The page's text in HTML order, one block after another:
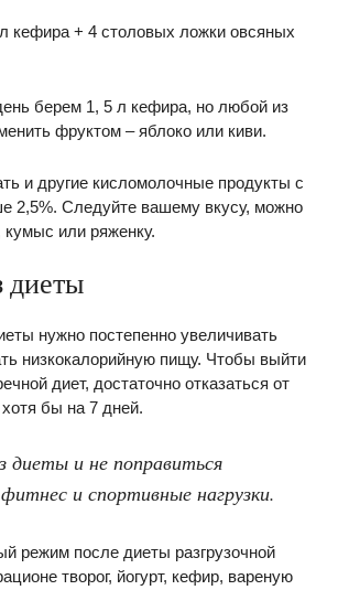
кефира + 4 столовых ложки овсяных
берем 1, 5 л кефира, но любой из
фруктом – яблоко или киви.
и другие кисломолочные продукты с
2,5%. Следуйте вашему вкусу, можно
кумыс или ряженку.
диеты
нужно постепенно увеличивать
низкокалорийную пищу. Чтобы выйти
диет, достаточно отказаться от
бы на 7 дней.
диеты и не поправиться
и спортивные нагрузки.
режим после диеты разгрузочной
творог, йогурт, кефир, вареную